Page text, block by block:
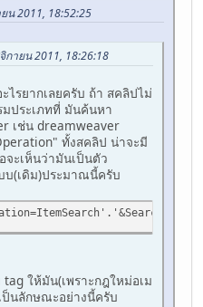
น 2011, 18:52:25
กายน 2011, 18:26:18
ไรยากเลยครับ ถ้า สคลิปไม่
ประเภทที่ มันค้นหา
เช่น dreamweaver
ทั้งสคลิป น่าจะมี
จะเห็นว่ามันเป็นตัว
บ(เดิม)ประมาณนี้ครับ
ให้มัน(เพราะกฎใหม่อเม
ป็นลักษณะอย่างนี้ครับ